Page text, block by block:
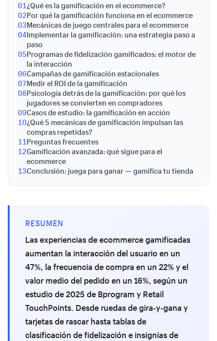
01¿Qué es la gamificación en el ecommerce?
02Por qué la gamificación funciona en el ecommerce
03Mecánicas de juego centrales para el ecommerce
04Implementar la gamificación: una estrategia paso a
paso
05Programas de fidelización gamificados: el motor de
la interacción
06Campañas de gamificación estacionales
07Medir el ROI de la gamificación
08Psicología detrás de la gamificación: por qué los
jugadores se convierten en compradores
09Casos de estudio: la gamificación en acción
10¿Qué 5 mecánicas de gamificación impulsan las
compras repetidas?
11Preguntas frecuentes
12Gamificación avanzada: qué sigue para el
ecommerce
13Conclusión: juega para ganar — gamifica tu tienda
RESUMEN
Las experiencias de ecommerce gamificadas
aumentan la interacción del usuario en un
47%, la frecuencia de compra en un 22% y el
valor medio del pedido en un 16%, según un
estudio de 2025 de Bprogram y Retail
TouchPoints. Desde ruedas de gira-y-gana y
tarjetas de rascar hasta tablas de
clasificación de fidelización e insignias de